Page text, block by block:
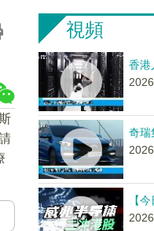
視頻
香港
奇瑞
【